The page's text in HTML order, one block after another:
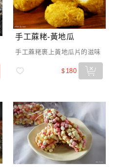
手工蔴粩-黃地瓜
手工蔴粩裹上黃地瓜片的滋味
$ 180